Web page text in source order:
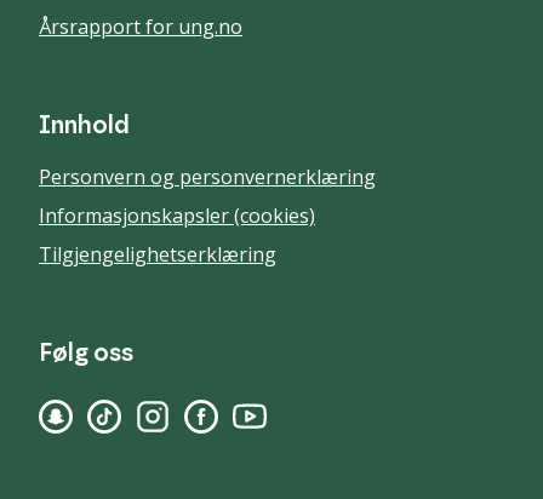
Årsrapport for ung.no
Innhold
Personvern og personvernerklæring
Informasjonskapsler (cookies)
Tilgjengelighetserklæring
Følg oss